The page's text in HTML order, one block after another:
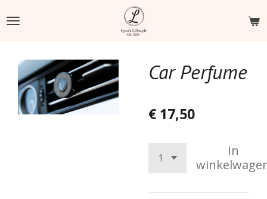
direct
hoofdinhoud
Car Perfume
€ 17,50
In